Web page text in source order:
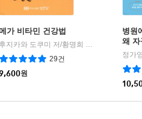
가 비타민 건강법
후지카와 도쿠미 저/황명희 역
29건
원
병원
왜 자
정가